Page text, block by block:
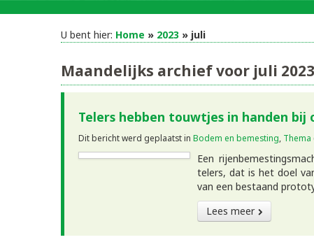
U bent hier: Home » 2023 » juli
Maandelijks archief voor juli 2023
Telers hebben touwtjes in handen
Dit bericht werd geplaatst in Bodem en bemesting Thema
Een
telers, dat is het doel
van een bestaand
Lees meer